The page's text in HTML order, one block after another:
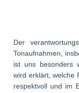
Der
Tonaufnahmen,
ist uns besonders
wird erklärt, welche
respektvoll und im